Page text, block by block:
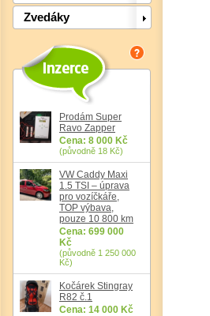
Zvedáky
Prodám Super
Ravo Zapper
Cena: 8 000 Kč
(původně 18 Kč)
VW Caddy Maxi
1.5 TSI – úprava
pro vozíčkáře,
TOP výbava,
pouze 10 800 km
Cena: 699 000
Kč
(původně 1 250 000
Kč)
Kočárek Stingray
R82 č.1
Cena: 14 000 Kč